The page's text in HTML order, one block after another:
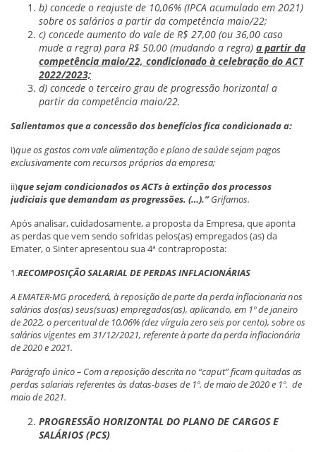
b) concede o reajuste de 10,06% (IPCA acumulado em 2021)
sobre os salários a partir da competência maio/22;
c) concede aumento do vale de R$ 27,00 (ou 36,00 caso
mude a regra) para R$ 50,00 (mudando a regra) a partir da
competência maio/22, condicionado à celebração do ACT
2022/2023;
d) concede o terceiro grau de progressão horizontal a
partir da competência maio/22.
Salientamos que a concessão dos benefícios fica condicionada a:
i)que os gastos com vale alimentação e plano de saúde sejam pagos
exclusivamente com recursos próprios da empresa;
ii)que sejam condicionados os ACTs à extinção dos processos
judiciais que demandam as progressões. (…).”Grifamos.
Após analisar, cuidadosamente, a proposta da Empresa, que aponta
as perdas que vem sendo sofridas pelos(as) empregados (as) da
Emater, o Sinter apresentou sua 4ª contraproposta:
1.RECOMPOSIÇÃO SALARIAL DE PERDAS INFLACIONÁRIAS
A EMATER-MG procederá, à reposição de parte da perda inflacionaria nos
salários dos(as) seus(suas) empregados(as), aplicando, em 1º de janeiro
de 2022, o percentual de 10,06% (dez vírgula zero seis por cento), sobre os
salários vigentes em 31/12/2021, referente à parte da perda inflacionária
de 2020 e 2021.
Parágrafo único – Com a reposição descrita no “caput” ficam quitadas as
perdas salariais referentes às datas-bases de 1º. de maio de 2020 e 1º. de
maio de 2021.
PROGRESSÃO HORIZONTAL DO PLANO DE CARGOS E
SALÁRIOS (PCS)